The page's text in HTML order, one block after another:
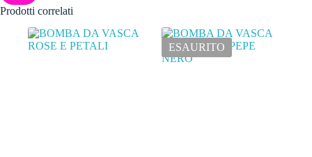
Prodotti correlati
ESAURITO